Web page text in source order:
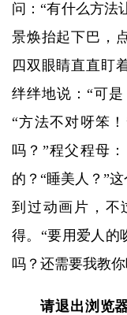
问：“有什么方法
景焕抬起下巴，
四双眼睛直直盯
绊绊地说：“可
“方法不对呀笨
吗？”程父程母
的？“睡美人？”
到过动画片，不
得。“要用爱人的
吗？还需要我教你
请退出浏览